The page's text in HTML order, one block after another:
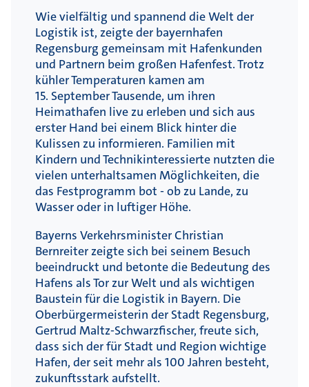
Wie vielfältig und spannend die Welt der
Logistik ist, zeigte der bayernhafen
Regensburg gemeinsam mit Hafenkunden
und Partnern beim großen Hafenfest. Trotz
kühler Temperaturen kamen am
15. September Tausende, um ihren
Heimathafen live zu erleben und sich aus
erster Hand bei einem Blick hinter die
Kulissen zu informieren. Familien mit
Kindern und Technikinteressierte nutzten die
vielen unterhaltsamen Möglichkeiten, die
das Festprogramm bot - ob zu Lande, zu
Wasser oder in luftiger Höhe.
Bayerns Verkehrsminister Christian
Bernreiter zeigte sich bei seinem Besuch
beeindruckt und betonte die Bedeutung des
Hafens als Tor zur Welt und als wichtigen
Baustein für die Logistik in Bayern. Die
Oberbürgermeisterin der Stadt Regensburg,
Gertrud Maltz-Schwarzfischer, freute sich,
dass sich der für Stadt und Region wichtige
Hafen, der seit mehr als 100 Jahren besteht,
zukunftsstark aufstellt.